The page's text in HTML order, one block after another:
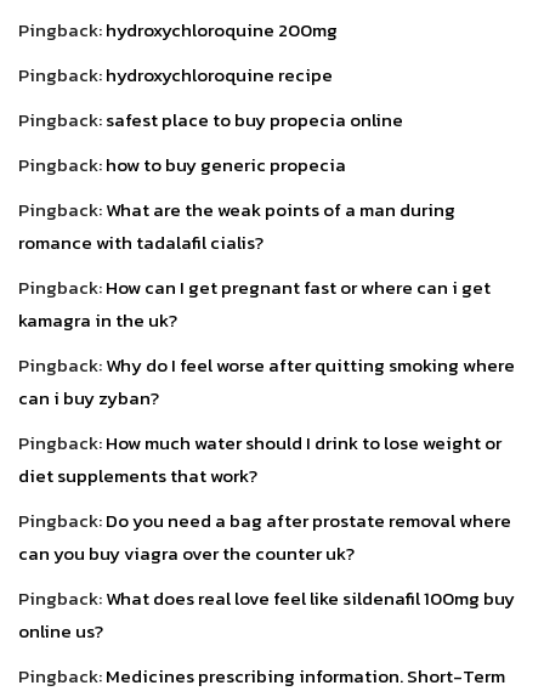
Pingback:hydroxychloroquine 200mg
Pingback:hydroxychloroquine recipe
Pingback:safest place to buy propecia online
Pingback:how to buy generic propecia
Pingback:What are the weak points of a man during
romance with tadalafil cialis?
Pingback:How can I get pregnant fast or where can i get
kamagra in the uk?
Pingback:Why do I feel worse after quitting smoking where
can i buy zyban?
Pingback:How much water should I drink to lose weight or
diet supplements that work?
Pingback:Do you need a bag after prostate removal where
can you buy viagra over the counter uk?
Pingback:What does real love feel like sildenafil 100mg buy
online us?
Pingback:Medicines prescribing information. Short-Term